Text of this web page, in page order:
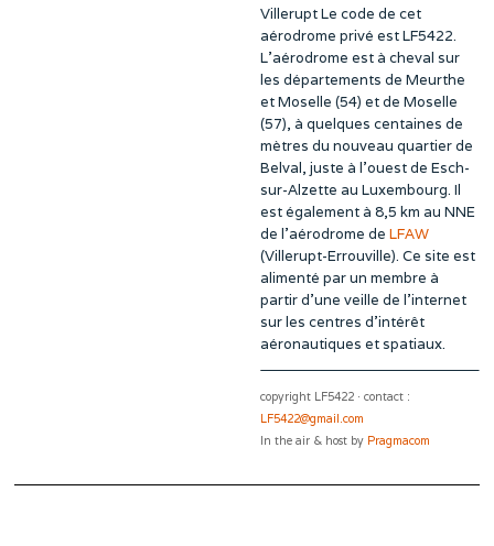
Villerupt Le code de cet
aérodrome privé est LF5422.
L’aérodrome est à cheval sur
les départements de Meurthe
et Moselle (54) et de Moselle
(57), à quelques centaines de
mètres du nouveau quartier de
Belval, juste à l’ouest de Esch-
sur-Alzette au Luxembourg. Il
est également à 8,5 km au NNE
de l’aérodrome de LFAW
(Villerupt-Errouville). Ce site est
alimenté par un membre à
partir d’une veille de l’internet
sur les centres d’intérêt
aéronautiques et spatiaux.
copyright LF5422 · contact :
LF5422@gmail.com
In the air & host by Pragmacom